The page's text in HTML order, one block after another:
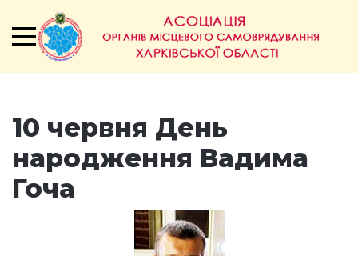
10 червня День
народження Вадима
Гоча